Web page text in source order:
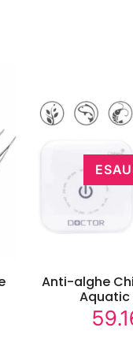
Anti-alghe
Aquatic